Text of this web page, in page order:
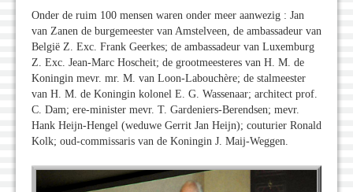
Onder de ruim 100 mensen waren onder meer aanwezig : Jan
van Zanen de burgemeester van Amstelveen, de ambassadeur van
België Z. Exc. Frank Geerkes; de ambassadeur van Luxemburg
Z. Exc. Jean-Marc Hoscheit; de grootmeesteres van H. M. de
Koningin mevr. mr. M. van Loon-Labouchère; de stalmeester
van H. M. de Koningin kolonel E. G. Wassenaar; architect prof.
C. Dam; ere-minister mevr. T. Gardeniers-Berendsen; mevr.
Hank Heijn-Hengel (weduwe Gerrit Jan Heijn); couturier Ronald
Kolk; oud-commissaris van de Koningin J. Maij-Weggen.